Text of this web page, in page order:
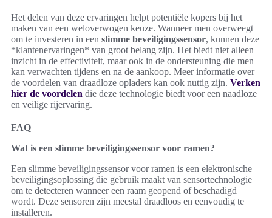
Het delen van deze ervaringen helpt potentiële kopers bij het
maken van een weloverwogen keuze. Wanneer men overweegt
om te investeren in een slimme beveiligingssensor, kunnen deze
*klantenervaringen* van groot belang zijn. Het biedt niet alleen
inzicht in de effectiviteit, maar ook in de ondersteuning die men
kan verwachten tijdens en na de aankoop. Meer informatie over
de voordelen van draadloze opladers kan ook nuttig zijn. Verken
hier de voordelen die deze technologie biedt voor een naadloze
en veilige rijervaring.
FAQ
Wat is een slimme beveiligingssensor voor ramen?
Een slimme beveiligingssensor voor ramen is een elektronische
beveiligingsoplossing die gebruik maakt van sensortechnologie
om te detecteren wanneer een raam geopend of beschadigd
wordt. Deze sensoren zijn meestal draadloos en eenvoudig te
installeren.